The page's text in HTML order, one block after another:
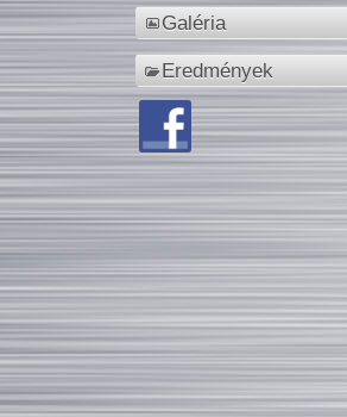
Galéria
Eredmények